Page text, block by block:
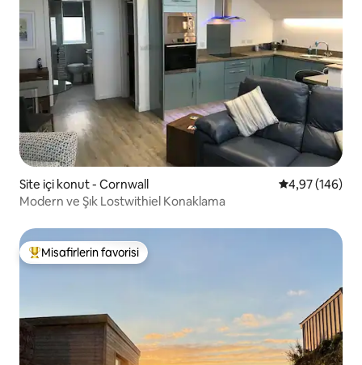
Site içi konut - Cornwall 5 üzerinden
4,97 (146)
Modern ve Şık Lostwithiel Konaklama
Misafirlerin favorilerinden en beğenilenler arasında
Misafirlerin favorisi